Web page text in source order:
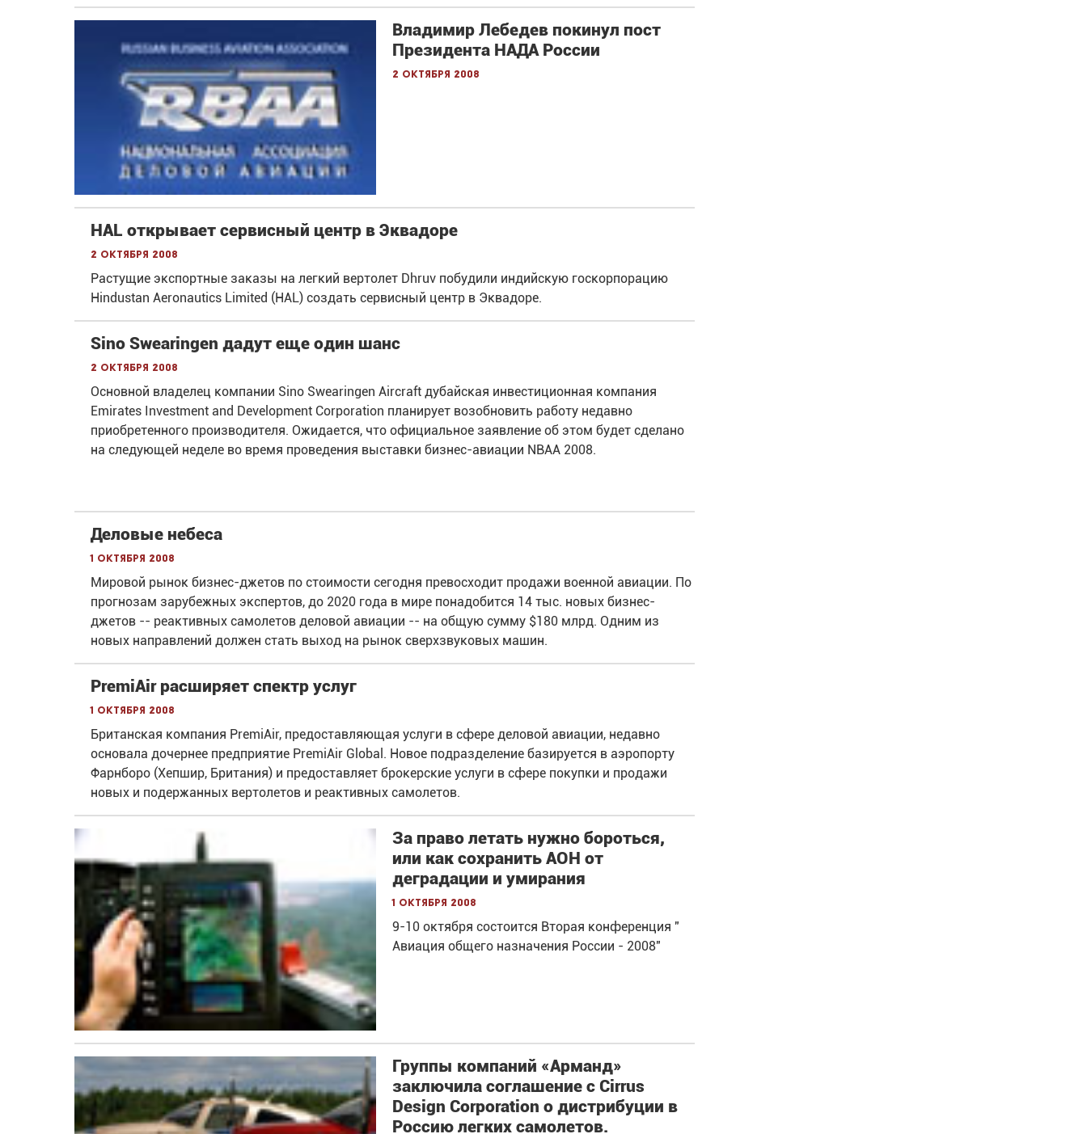
Владимир Лебедев покинул пост
Президента НАДА России
2 октября 2008
HAL открывает сервисный центр в Эквадоре
2 октября 2008
Растущие экспортные заказы на легкий вертолет Dhruv побудили индийскую госкорпорацию
Hindustan Aeronautics Limited (HAL) создать сервисный центр в Эквадоре.
Sino Swearingen дадут еще один шанс
2 октября 2008
Основной владелец компании Sino Swearingen Aircraft дубайская инвестиционная компания
Emirates Investment and Development Corporation планирует возобновить работу недавно
приобретенного производителя. Ожидается, что официальное заявление об этом будет сделано
на следующей неделе во время проведения выставки бизнес-авиации NBAA 2008.
Деловые небеса
1 октября 2008
Мировой рынок бизнес-джетов по стоимости сегодня превосходит продажи военной авиации. По
прогнозам зарубежных экспертов, до 2020 года в мире понадобится 14 тыс. новых бизнес-
джетов -- реактивных самолетов деловой авиации -- на общую сумму $180 млрд. Одним из
новых направлений должен стать выход на рынок сверхзвуковых машин.
PremiAir расширяет спектр услуг
1 октября 2008
Британская компания PremiAir, предоставляющая услуги в сфере деловой авиации, недавно
основала дочернее предприятие PremiAir Global. Новое подразделение базируется в аэропорту
Фарнборо (Хепшир, Британия) и предоставляет брокерские услуги в сфере покупки и продажи
новых и подержанных вертолетов и реактивных самолетов.
За право летать нужно бороться,
или как сохранить АОН от
деградации и умирания
1 октября 2008
9-10 октября состоится Вторая конференция "
Авиация общего назначения России - 2008"
Группы компаний «Арманд»
заключила соглашение с Cirrus
Design Corporation о дистрибуции в
Россию легких самолетов.